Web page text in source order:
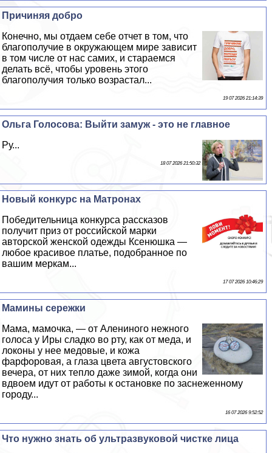
Причиняя добро
Конечно, мы отдаем себе отчет в том, что
благополучие в окружающем мире зависит
в том числе от нас самих, и стараемся
делать всё, чтобы уровень этого
благополучия только возрастал...
19 07 2026 21:14:39
Ольга Голосова: Выйти замуж - это не главное
Ру...
18 07 2026 21:50:32
Новый конкурс на Матронах
Победительница конкурса рассказов
получит приз от российской марки
авторской женской одежды Ксенюшка —
любое красивое платье, подобранное по
вашим меркам...
17 07 2026 10:46:29
Мамины сережки
Мама, мамочка, — от Алениного нежного
голоса у Иры сладко во рту, как от меда, и
локоны у нее медовые, и кожа
фарфоровая, а глаза цвета августовского
вечера, от них тепло даже зимой, когда они
вдвоем идут от работы к остановке по заснеженному
городу...
16 07 2026 9:52:52
Что нужно знать об ультразвуковой чистке лица